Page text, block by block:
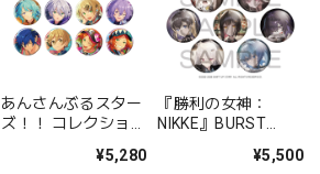
あんさんぶるスター
ズ！！ コレクション
¥5,280
『勝利の女神：
NIKKE』BURST
ジ Vol.9 BOX 全10種
¥5,500